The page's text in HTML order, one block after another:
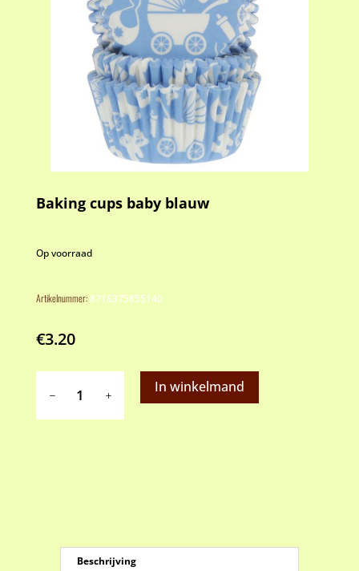
Baking cups baby blauw
Op voorraad
Artikelnummer:8718375855140
€3.20
cups
In winkelmand
Beschrijving